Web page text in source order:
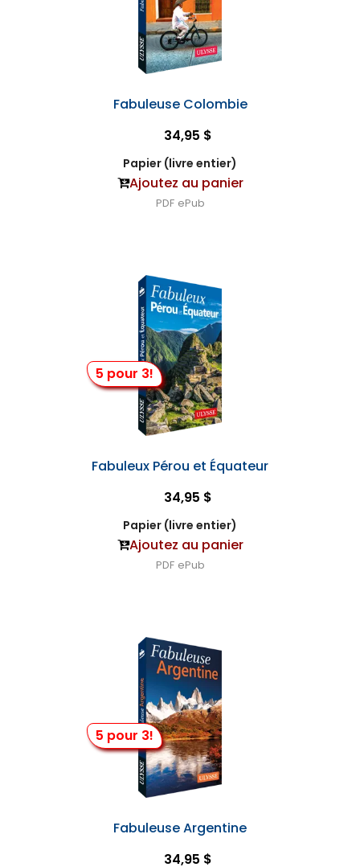
Fabuleuse Colombie
34,95 $
Papier (livre entier)
Ajoutez au panier
PDF ePub
5 pour 3!
Fabuleux Pérou et Équateur
34,95 $
Papier (livre entier)
Ajoutez au panier
PDF ePub
5 pour 3!
Fabuleuse Argentine
34,95 $